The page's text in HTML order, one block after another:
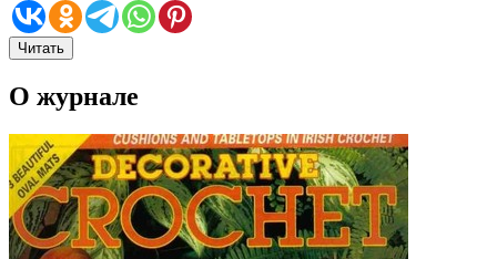
Читать
О журнале